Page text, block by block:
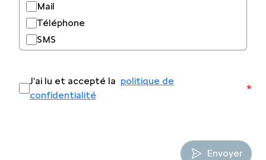
Mail
Téléphone
SMS
J'ai lu et accepté la politique de
confidentialité
*
Envoyer